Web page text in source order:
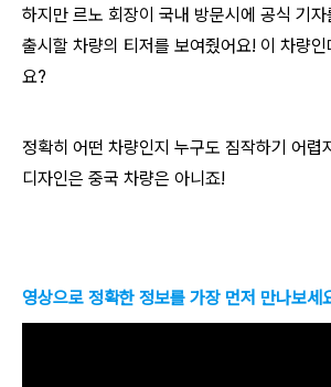
하지만 르노 회장이 국내 방문시에 공식 기
출시할 차량의 티저를 보여줬어요! 이 차량
요?
정확히 어떤 차량인지 누구도 짐작하기 어렵
디자인은 중국 차량은 아니죠!
영상으로 정확한 정보를 가장 먼저 만나보세